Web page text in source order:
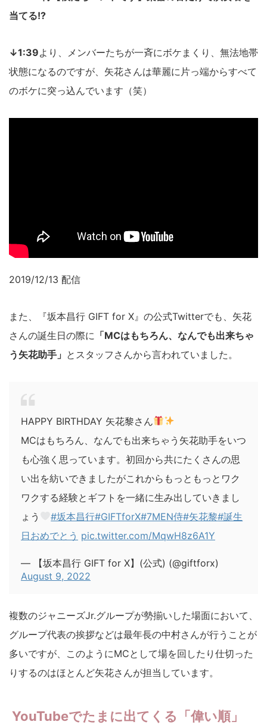
当てる!?
↓1:39より、メンバーたちが一斉にボケまくり、無法地帯
状態になるのですが、矢花さんは華麗に片っ端からすべて
のボケに突っ込んでいます（笑）
2019/12/13 配信
また、『坂本昌行 GIFT for X』の公式Twitterでも、矢花
さんの誕生日の際に 「MCはもちろん、なんでも出来ちゃ
う矢花助手」 とスタッフさんから言われていました。
HAPPY BIRTHDAY 矢花黎さん
MCはもちろん、なんでも出来ちゃう矢花助手をいつ
も心強く思っています。初回から共にたくさんの思
い出を紡いできましたがこれからもっともっとワク
ワクする経験とギフトを一緒に生み出していきまし
ょう
#坂本昌行#GIFTforX#7MEN侍#矢花黎#誕生
日おめでとう pic.twitter.com/MqwH8z6A1Y
— 【坂本昌行 GIFT for X】(公式) (@giftforx)
August 9, 2022
複数のジャニーズJr.グループが勢揃いした場面において、
グループ代表の挨拶などは最年長の中村さんが行うことが
多いですが、このようにMCとして場を回したり仕切った
りするのはほとんど矢花さんが担当しています。
YouTubeでたまに出てくる「偉い順」